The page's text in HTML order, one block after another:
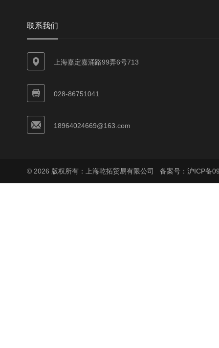
联系我们
上海嘉定嘉涌路99弄6号713
028-86751041
18964024669@163.com
© 2026 版权所有：上海乾拓贸易有限公司 备案号：沪ICP备